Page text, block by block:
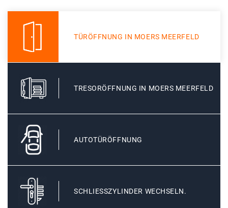
TÜRÖFFNUNG IN MOERS MEERFELD
TRESORÖFFNUNG IN MOERS MEERFELD
AUTOTÜRÖFFNUNG
SCHLIESSZYLINDER WECHSELN.